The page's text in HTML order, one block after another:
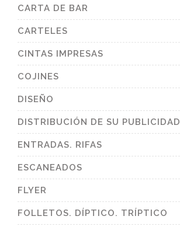
CARTA DE BAR
CARTELES
CINTAS IMPRESAS
COJINES
DISEÑO
DISTRIBUCIÓN DE SU PUBLICIDAD
ENTRADAS. RIFAS
ESCANEADOS
FLYER
FOLLETOS. DÍPTICO. TRÍPTICO